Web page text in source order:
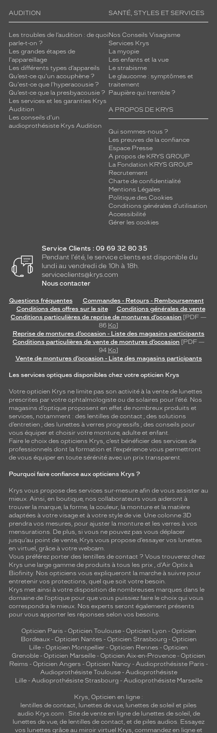
AUDITION
Les troubles de l’audition : de quoi
parle-t-on ?
Les grandes étapes de
l'appareillage
Les différents types d’appareils
Qu’est-ce qu'un acouphène ?
Qu'est-ce que l'hyperacousie ?
Qu’est-ce que la presbyacousie ?
Les services et les garanties Krys
Audition
Les conseils d'un
audioprothésiste Krys Audition
SANTÉ, STYLES ET SERVICES
Nos Conseils Visagisme
Services Krys
La myopie
Les enfants et la vue
Le strabisme
Le glaucome : symptômes et
traitement
Paupière qui tremble ?
A PROPOS DE KRYS
Qui sommes-nous ?
Les preuves de la confiance
Espace Presse
A propos de KRYS GROUP
La Fondation KRYS GROUP
Recrutement
Charte de confidentialité
Mentions Légales
Politique des Cookies
Conditions générales d'utilisation
Accessibilité
Gérer les cookies
Service Clients : 09 69 32 80 35
Pendant l'été, le service clients est disponible du
lundi au vendredi de 10h à 18h.
serviceclients@krys.com
Nous contacter
Questions fréquentes
Commandes - Retours - Remboursement
Conditions des offres sur le site
Conditions générales de vente
Conditions particulières de reprise de montures d’occasion [PDF —
86 Ko]
Reprise de montures d’occasion - Liste des magasins participants
Conditions particulières de vente de montures d’occasion [PDF —
94 Ko]
Vente de montures d’occasion - Liste des magasins participants
Les services optiques disponibles chez votre opticien Krys
Votre opticien Krys ne limite pas son activité à la vente de lunettes
prescrites par votre ophtalmologiste ou de solaires pour l’été. Nos
magasins d’optique proposent en effet de nombreux produits et
services, notamment : des lentilles de contact ; des solutions
d’entretien ; des lunettes à verres progressifs ; des conseils pour
vous équiper et choisir votre monture, adulte et enfant.
Faire le choix des opticiens Krys, c’est bénéficier des services de
professionnels dont la formation et l’expérience vous permettront
de vous équiper en toute sérénité avec un prix transparent.
Pourquoi faire confiance aux opticiens Krys ?
Krys vous propose des services sur-mesure afin de vous assister au
mieux. Ainsi, en boutique, nos collaborateurs vous aideront à
trouver la marque, la forme, la couleur, la monture et la matière
adaptées à votre visage et à votre style de vie. Une colonne 3D
prendra vos mesures, pour ajuster la monture et les verres à vos
mensurations. De plus, si vous ne pouvez pas vous déplacer
jusqu’au point de vente, Krys vous propose d’essayer vos lunettes
en virtuel, grâce à votre webcam.
Vous préférez porter des lentilles de contact ? Vous trouverez chez
Krys une large gamme de produits à tous les prix , d’Air Optix à
Biofinity. Nos opticiens vous expliqueront la marche à suivre pour
entretenir vos protections, quel que soit votre besoin.
Krys met ainsi à votre disposition de nombreuses marques dans le
domaine de l’optique pour que vous puissiez faire le choix qui vous
correspondra le mieux. Nos experts seront également présents
pour vous apporter les réponses selon vos besoins.
Opticien Paris - Opticien Toulouse- Opticien Lyon - Opticien
Bordeaux- Opticien Nantes - Opticien Strasbourg - Opticien
Lille - Opticien Montpellier - Opticien Rennes - Opticien
Grenoble - Opticien Marseille - Opticien Aix-en-Provence - Opticien
Reims - Opticien Angers - Opticien Nancy - Audioprothésiste Paris -
Audioprothésiste Toulouse- Audioprothésiste
Lille- Audioprothésiste Strasbourg - Audioprothésiste Marseille
Krys, Opticien en ligne :
lentilles de contact, lunettes de vue, lunettes de soleil et piles
audio Krys.com : Site de vente en ligne de lunettes de soleil, de
lunettes de vue, de lentilles de contact, et de piles audios. Essayez
vos lunettes grâce au miroir virtuel Krys, commandez en ligne et